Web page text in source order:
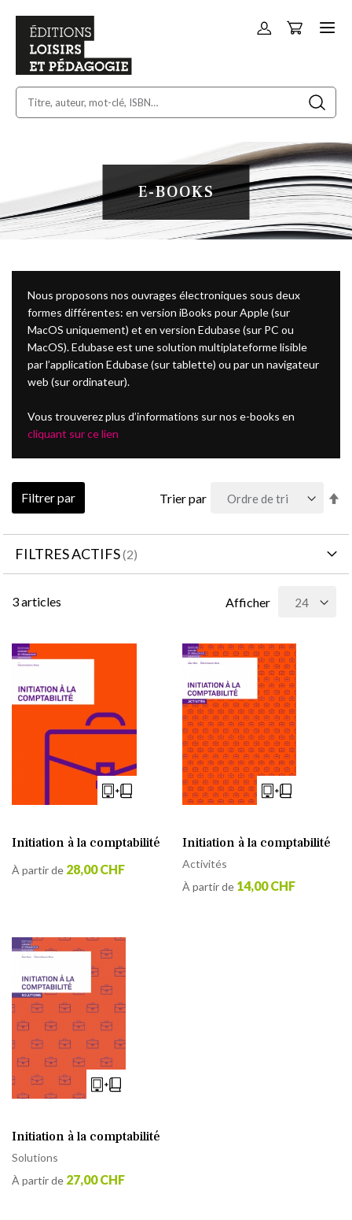
Allez
Panier
E-BOOKS
Nous proposons nos ouvrages électroniques sous deux
formes différentes: en version iBooks pour Apple (sur
MacOS uniquement) et en version Edubase (sur PC ou
MacOS). Edubase est une solution multiplateforme lisible
par l’application Edubase (sur tablette) ou par un navigateur
web (sur ordinateur).
Vous trouverez plus d’informations sur nos e-books en
cliquant sur ce lien
3articles Afficher
Trier par
Initiation à la comptabilité
À partir de 28,00 CHF
Initiation à la comptabilité
Activités
À partir de 14,00 CHF
Initiation à la comptabilité
Solutions
À partir de 27,00 CHF
Filtrer par
FILTRES ACTIFS